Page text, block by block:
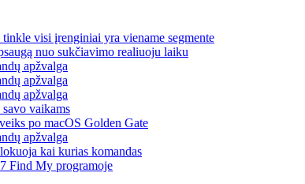
visi įrenginiai yra viename segmente
nuo sukčiavimo realiuoju laiku
apžvalga
apžvalga
apžvalga
vaikams
po macOS Golden Gate
apžvalga
kai kurias komandas
Find My programoje